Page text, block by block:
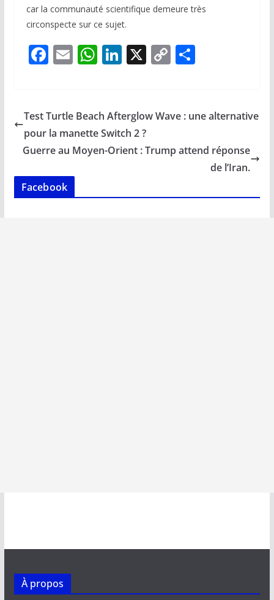
car la communauté scientifique demeure très
circonspecte sur ce sujet.
F
b
o
o
k
E
l
W
s
A
p
Li
e
dI
n
X C
y
n
P
g
Test Turtle Beach Afterglow Wave : une alternative
pour la manette Switch 2 ?
Guerre au Moyen-Orient : Trump attend réponse
de l’Iran.
Facebook
À propos